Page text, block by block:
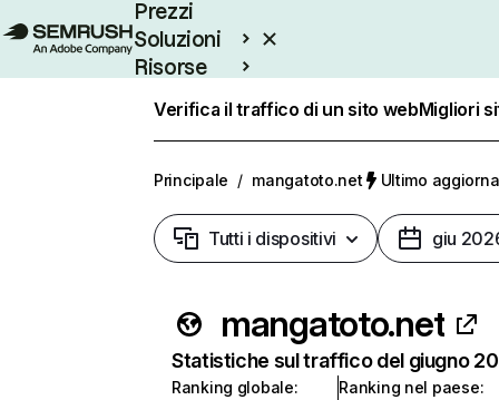
Prezzi
Soluzioni
Risorse
Verifica il traffico di un sito webMigliori
Principale / mangatoto.net Ultimo
Tutti i dispositivi giu
mangatoto.net
Statistiche sul traffico del giugno
Ranking globale:
Ranking nel paese: